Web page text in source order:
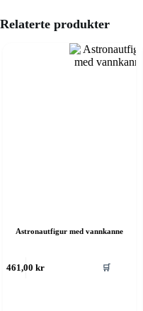
Relaterte produkter
Astronautfigur med vannkanne
461,00kr 🛒